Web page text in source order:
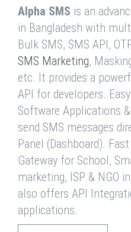
Alpha SMS is an
in Bangladesh with
Bulk SMS, SMS API,
SMS Marketing,
etc. It provides a
API for developers.
Software Applications
send SMS messages
Panel (Dashboard).
Gateway for School,
marketing, ISP & NGO
also offers API
applications.